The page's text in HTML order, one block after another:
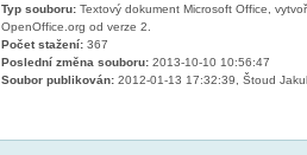
Typ souboru:Textový dokument Microsoft Office,
OpenOffice.org od verze 2.
Počet stažení:367
Poslední změna souboru:2013-10-10 10:56:47
Soubor publikován:2012-01-13 17:32:39, Štoud